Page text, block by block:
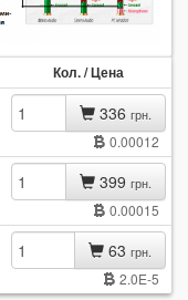
Кол. / Цена
336 грн.
0.00012
399 грн.
0.00015
63 грн.
2.0E-5